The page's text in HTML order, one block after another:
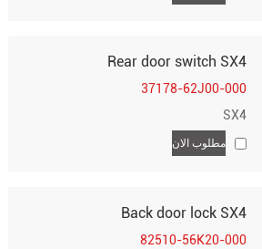
Rear door switch SX4
37178-62J00-000
SX4
مطلوب الان
Back door lock SX4
82510-56K20-000